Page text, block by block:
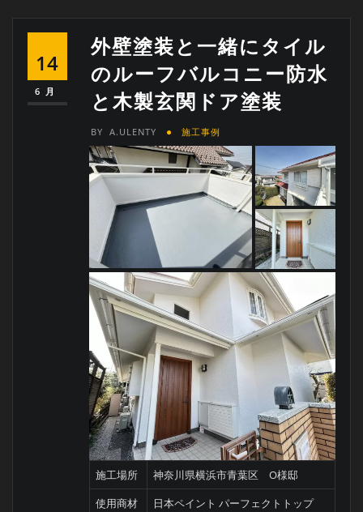
14
6月
外壁塗装と一緒にタイル
のルーフバルコニー防水
と木製玄関ドア塗装
BY A.ULENTY 施工事例
施工場所
神奈川県横浜市青葉区 O様邸
使用商材
日本ペイント パーフェクトトップ